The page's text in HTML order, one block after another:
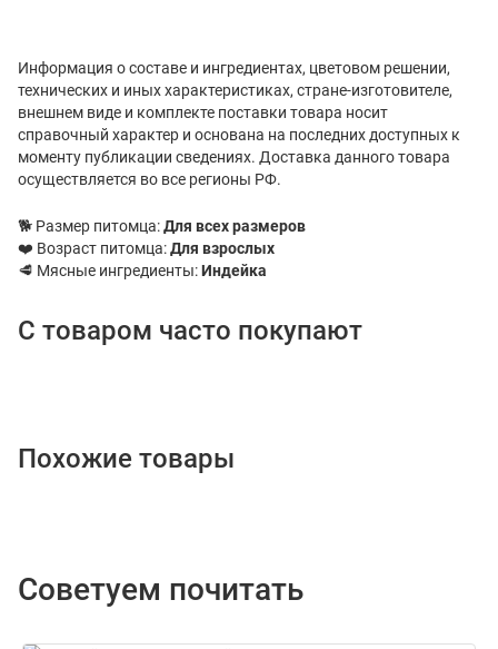
Информация о составе и ингредиентах, цветовом решении,
технических и иных характеристиках, стране-изготовителе,
внешнем виде и комплекте поставки товара носит
справочный характер и основана на последних доступных к
моменту публикации сведениях. Доставка данного товара
осуществляется во все регионы РФ.
🐕 Размер питомца:Для всех размеров
❤️ Возраст питомца:Для взрослых
🥩 Мясные ингредиенты:Индейка
С товаром часто покупают
Похожие товары
Советуем почитать